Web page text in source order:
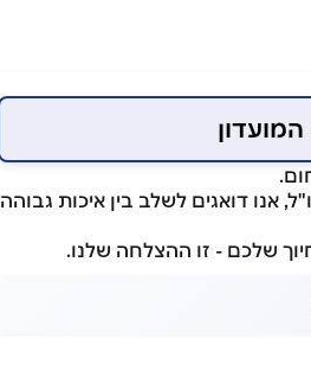
אנו דואגים לשלב בין איכות גבוהה
שלכם - זו ההצלחה שלנו.